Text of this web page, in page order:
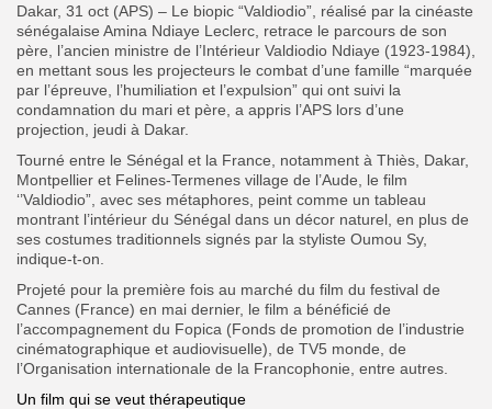
Search
for:
Search
Button
FR
Dakar, 31 oct (APS) – Le biopic “Valdiodio”, réalisé par la cinéaste
sénégalaise Amina Ndiaye Leclerc, retrace le parcours de son
père, l’ancien ministre de l’Intérieur Valdiodio Ndiaye (1923-1984),
en mettant sous les projecteurs le combat d’une famille “marquée
par l’épreuve, l’humiliation et l’expulsion” qui ont suivi la
condamnation du mari et père, a appris l’APS lors d’une
projection, jeudi à Dakar.
Tourné entre le Sénégal et la France, notamment à Thiès, Dakar,
Montpellier et Felines-Termenes village de l’Aude, le film
‘’Valdiodio”, avec ses métaphores, peint comme un tableau
montrant l’intérieur du Sénégal dans un décor naturel, en plus de
ses costumes traditionnels signés par la styliste Oumou Sy,
indique-t-on.
Projeté pour la première fois au marché du film du festival de
Cannes (France) en mai dernier, le film a bénéficié de
l’accompagnement du Fopica (Fonds de promotion de l’industrie
cinématographique et audiovisuelle), de TV5 monde, de
l’Organisation internationale de la Francophonie, entre autres.
Un film qui se veut thérapeutique